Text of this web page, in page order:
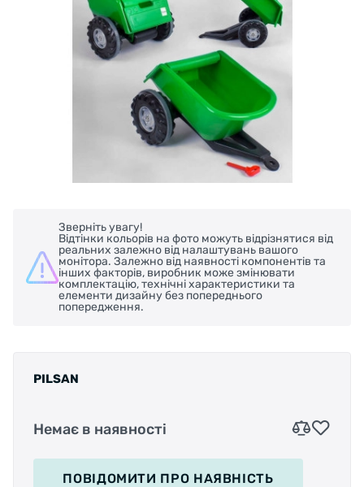
Зверніть увагу!
Відтінки кольорів на фото можуть відрізнятися від
реальних залежно від налаштувань вашого
монітора. Залежно від наявності компонентів та
інших факторів, виробник може змінювати
комплектацію, технічні характеристики та
елементи дизайну без попереднього
попередження.
PILSAN
Немає в наявності
ПОВІДОМИТИ ПРО НАЯВНІСТЬ